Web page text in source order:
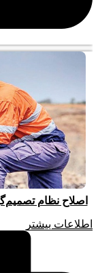
اصلاح نظام
اطلاعات بیشتر